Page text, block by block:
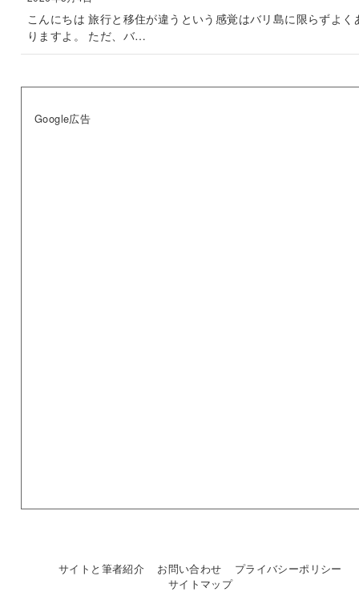
こんにちは 旅行と移住が違うという感覚はバリ島に限らずよく
りますよ。 ただ、バ…
Google広告
サイトと筆者紹介 お問い合わせ
プライバシーポリシー
サイトマップ